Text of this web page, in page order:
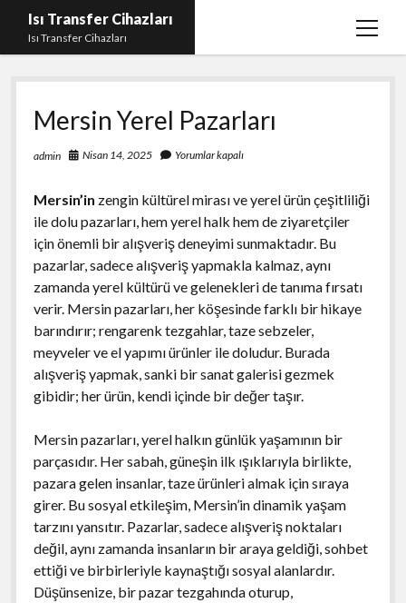
Isı Transfer Cihazları
Isı Transfer Cihazları
menüyü
Instagram Bayan Takipçi Yükseltme Hilesi Parasız
Instagram Beğeni Yükseltme Ücretsiz
instagram gizli hesap görme uygulaması
Sayfa Listesi
Youtube Yorum Hilesi Gerçek
Mersin Yerel Pazarları
admin Nisan 14, 2025 Yorumlar kapalı
Mersin’in zengin kültürel mirası ve yerel ürün çeşitliliği
ile dolu pazarları, hem yerel halk hem de ziyaretçiler
için önemli bir alışveriş deneyimi sunmaktadır. Bu
pazarlar, sadece alışveriş yapmakla kalmaz, aynı
zamanda yerel kültürü ve gelenekleri de tanıma fırsatı
verir. Mersin pazarları, her köşesinde farklı bir hikaye
barındırır; rengarenk tezgahlar, taze sebzeler,
meyveler ve el yapımı ürünler ile doludur. Burada
alışveriş yapmak, sanki bir sanat galerisi gezmek
gibidir; her ürün, kendi içinde bir değer taşır.
Mersin pazarları, yerel halkın günlük yaşamının bir
parçasıdır. Her sabah, güneşin ilk ışıklarıyla birlikte,
pazara gelen insanlar, taze ürünleri almak için sıraya
girer. Bu sosyal etkileşim, Mersin’in dinamik yaşam
tarzını yansıtır. Pazarlar, sadece alışveriş noktaları
değil, aynı zamanda insanların bir araya geldiği, sohbet
ettiği ve birbirleriyle kaynaştığı sosyal alanlardır.
Düşünsenize, bir pazar tezgahında oturup,